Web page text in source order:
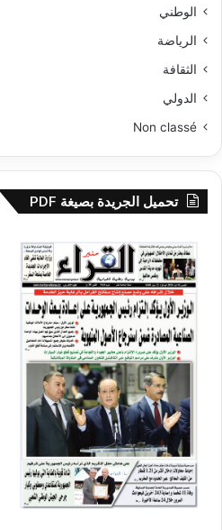
الوطني
الرياضة
الثقافة
الدولي
Non classé
تحميل الجريدة بصيغة PDF